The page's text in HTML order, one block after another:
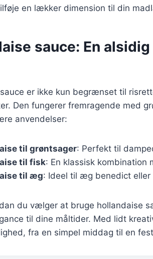
en lækker dimension til din
sauce: En
er ikke kun begrænset til
Den fungerer fremragende med
anvendelser:
til grøntsager: Perfekt til
til fisk: En klassisk kombination
til æg: Ideel til æg benedict
du vælger at bruge hollandaise
til dine måltider. Med lidt
fra en simpel middag til en